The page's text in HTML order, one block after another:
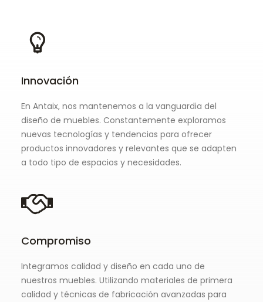
Innovación
En Antaix, nos mantenemos a la vanguardia del
diseño de muebles. Constantemente exploramos
nuevas tecnologías y tendencias para ofrecer
productos innovadores y relevantes que se adapten
a todo tipo de espacios y necesidades.
Compromiso
Integramos calidad y diseño en cada uno de
nuestros muebles. Utilizando materiales de primera
calidad y técnicas de fabricación avanzadas para